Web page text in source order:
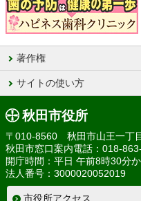
著作権
サイトの使い方
秋田市役所
〒010-8560 秋田市山王一丁
秋田市窓口案内電話：018-
開庁時間：平日 午前8時30分
法人番号：3000020052019
市役所アクセス